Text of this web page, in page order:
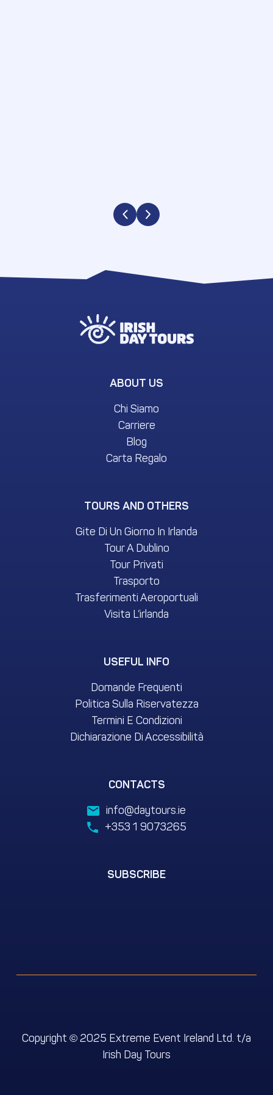
ABOUT US
Chi Siamo
Carriere
Blog
Carta Regalo
TOURS AND OTHERS
Gite Di Un Giorno In Irlanda
Tour A Dublino
Tour Privati
Trasporto
Trasferimenti Aeroportuali
Visita L’irlanda
USEFUL INFO
Domande Frequenti
Politica Sulla Riservatezza
Termini E Condizioni
Dichiarazione Di Accessibilità
CONTACTS
info@daytours.ie
+353 1 9073265
SUBSCRIBE
Copyright © 2025 Extreme Event Ireland Ltd. t/a
Irish Day Tours
We use cookies for the best experience on our website, for
social media features and to analyse traffic. By accepting